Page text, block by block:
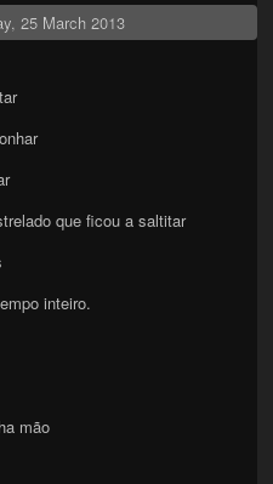
25 March 2013
que ficou a saltitar
inteiro.
mão